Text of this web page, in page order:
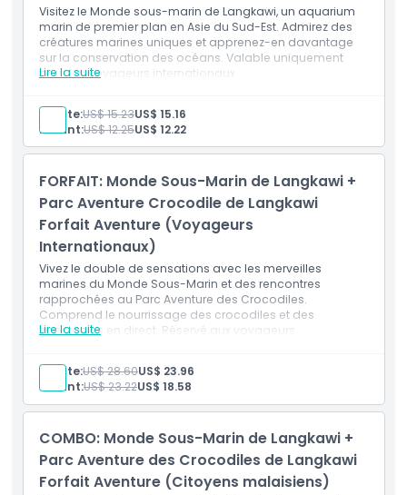
mars 2025), les heures d'ouverture passent à 10:00–17:00,
avec des horaires spéciaux pour le premier jour de l'Aïd al-
Fitr le 31 mars de 11:00 à 18:00. L'entrée est gratuite pour les
enfants âgés de 2 ans et moins.
Points forts
Inclus
Politique enfant/adulte
Exclus
Heures d'ouverture
À savoir
Emplacement
Comment s'y rendre
Visitez le Monde sous-marin de Langkawi, un aquarium
marin de premier plan en Asie du Sud-Est. Admirez des
créatures marines uniques et apprenez-en davantage
sur la conservation des océans. Valable uniquement
pour les voyageurs internationaux.
Lire la suite
Entrée au Monde sous-marin de Langkawi
Accès à toutes les expositions marines et d'eau
douce
Assister aux présentations sur la conservation de la
Valable pour les voyageurs malaisiens et
internationaux
Adulte:US$ 15.23US$ 15.16
Enfant:US$ 12.25US$ 12.22
FORFAIT: Monde Sous-Marin de Langkawi +
Parc Aventure Crocodile de Langkawi
Forfait Aventure (Voyageurs
Internationaux)
Vivez le double de sensations avec les merveilles
marines du Monde Sous-Marin et des rencontres
rapprochées au Parc Aventure des Crocodiles.
Comprend le nourrissage des crocodiles et des
spectacles en direct. Réservé aux voyageurs
Lire la suite
Adulte:US$ 28.60US$ 23.96
Enfant:US$ 23.22US$ 18.58
COMBO: Monde Sous-Marin de Langkawi +
Parc Aventure des Crocodiles de Langkawi
Forfait Aventure (Citoyens malaisiens)